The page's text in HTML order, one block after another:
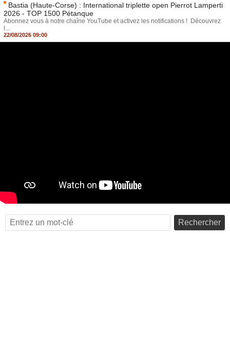
Bastia (Haute-Corse) : International triplette open Pierrot Lamperti
2026 - TOP 1500 Pétanque
Abonnez vous à notre chaîne YouTube et activez les notifications ! Découvrez
l...
22/08/2026 09:00
Rechercher